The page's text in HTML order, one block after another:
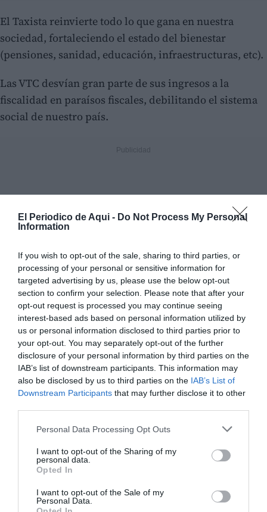
El Periodico de Aqui - Do Not Process My Personal
Information
If you wish to opt-out of the sale, sharing to third parties, or
processing of your personal or sensitive information for
targeted advertising by us, please use the below opt-out
section to confirm your selection. Please note that after your
opt-out request is processed you may continue seeing
interest-based ads based on personal information utilized by
us or personal information disclosed to third parties prior to
your opt-out. You may separately opt-out of the further
disclosure of your personal information by third parties on the
IAB’s list of downstream participants. This information may
also be disclosed by us to third parties on the IAB’s List of
Downstream Participants that may further disclose it to other
Personal Data Processing Opt Outs
I want to opt-out of the Sharing of my
personal data.
Opted In
I want to opt-out of the Sale of my
Personal Data.
El Taxista reinvierte todo lo que gana en nuestra
sociedad, fortaleciendo el estado del bienestar
(pensiones, sanidad, educación, infraestructuras, etc).
Las VTC desvían gran parte de sus ingresos a la
fiscalidad en paraísos fiscales, debilitando el sistema
social de nuestro país.